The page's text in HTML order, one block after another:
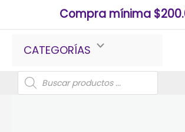
contenido
Compra mínima
CATEGORÍAS
Búsqueda
de
productos